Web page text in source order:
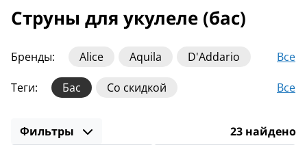
Струны для укулеле (бас)
Бренды: Все
Alice Aquila
D'Addario
DR Strings
Dunlop
Magma Strings
Теги: Все
Бас
Со скидкой
Nylgut
Баритон
Фильтры 23 найдено